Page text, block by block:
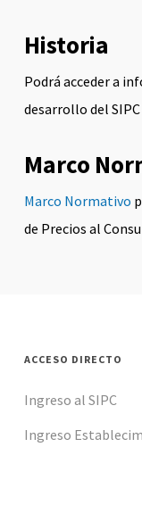
Historia
Podrá acceder a
desarrollo del
Marco
Marco Normativo
de Precios al
ACCESO DIRECTO
Ingreso al SIPC
Ingreso